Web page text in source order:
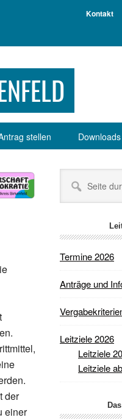
Kontakt
stellen Downloads
der
einer
durchsuchen...
Termine 2026
Anträge und
Leitziele 2026
Leitziele
Leitziele